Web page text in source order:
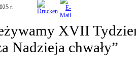
r.
XVII
Nadzieja chwały”